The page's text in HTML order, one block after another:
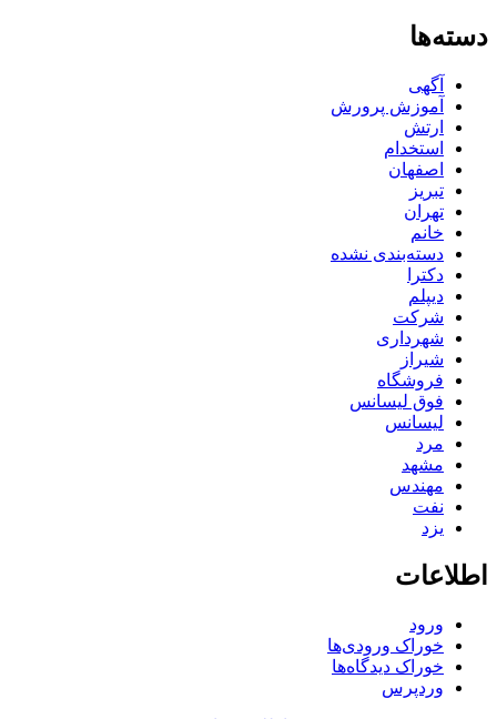
دسته‌ها
آگهی
آموزش پرورش
ارتش
استخدام
اصفهان
تبریز
تهران
خانم
دسته‌بندی نشده
دکترا
دیپلم
شرکت
شهرداری
شیراز
فروشگاه
فوق لیسانس
لیسانس
مرد
مشهد
مهندس
نفت
یزد
اطلاعات
ورود
خوراک ورودی‌ها
خوراک دیدگاه‌ها
وردپرس